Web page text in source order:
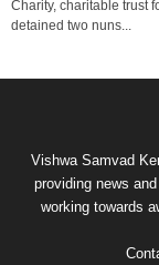
Charity, charitable trust
detained two nuns...
Vishwa Samvad
providing news
working towards